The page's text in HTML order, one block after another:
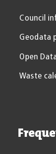
Council
Geodata
Open
Waste